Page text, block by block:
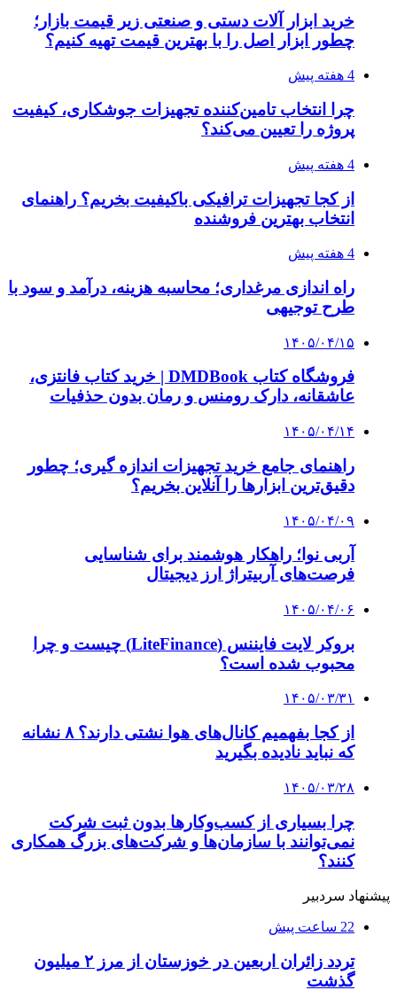
خرید ابزار آلات دستی و صنعتی زیر قیمت بازار؛
چطور ابزار اصل را با بهترین قیمت تهیه کنیم؟
4 هفته پیش
چرا انتخاب تامین‌کننده تجهیزات جوشکاری، کیفیت
پروژه را تعیین می‌کند؟
4 هفته پیش
از کجا تجهیزات ترافیکی باکیفیت بخریم؟ راهنمای
انتخاب بهترین فروشنده
4 هفته پیش
راه اندازی مرغداری؛ محاسبه هزینه، درآمد و سود با
طرح توجیهی
۱۴۰۵/۰۴/۱۵
فروشگاه کتاب DMDBook | خرید کتاب فانتزی،
عاشقانه، دارک رومنس و رمان بدون حذفیات
۱۴۰۵/۰۴/۱۴
راهنمای جامع خرید تجهیزات اندازه گیری؛ چطور
دقیق‌ترین ابزارها را آنلاین بخریم؟
۱۴۰۵/۰۴/۰۹
آربی نوا؛ راهکار هوشمند برای شناسایی
فرصت‌های آربیتراژ ارز دیجیتال
۱۴۰۵/۰۴/۰۶
بروکر لایت فایننس (LiteFinance) چیست و چرا
محبوب شده است؟
۱۴۰۵/۰۳/۳۱
از کجا بفهمیم کانال‌های هوا نشتی دارند؟ ۸ نشانه
که نباید نادیده بگیرید
۱۴۰۵/۰۳/۲۸
چرا بسیاری از کسب‌وکارها بدون ثبت شرکت
نمی‌توانند با سازمان‌ها و شرکت‌های بزرگ همکاری
کنند؟
پیشنهاد سردبیر
22 ساعت پیش
تردد زائران اربعین در خوزستان از مرز ۲ میلیون
گذشت